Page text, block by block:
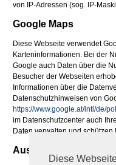
Diese
von IP-Adressen (sog. IP-
Google Maps
Diese Webseite verwendet
Karteninformationen. Bei der
Google auch Daten über die
Besucher der Webseiten
Informationen über die
Datenschutzhinweisen von
https://www.google.at/intl/de/
im Datenschutzcenter auch
Daten verwalten und schützen
Auskunftsrecht